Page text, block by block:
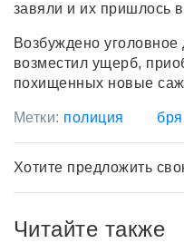
завяли и их пришлось
Возбуждено
возместил ущерб,
похищенных новые
Метки: полиция
Хотите предложить
Читайте также